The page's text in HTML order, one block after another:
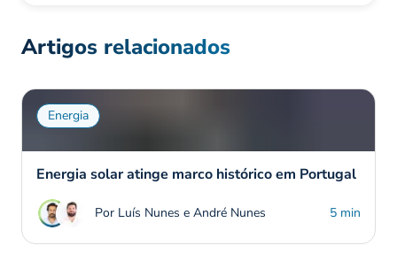
Artigos relacionados
Energia
Energia solar atinge marco histórico em Portugal
Por Luís Nunes e André Nunes 5 min